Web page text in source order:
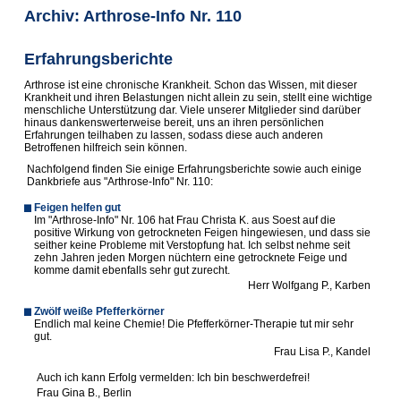
Archiv: Arthrose-Info Nr. 110
Erfahrungsberichte
Arthrose ist eine chronische Krankheit. Schon das Wissen, mit dieser
Krankheit und ihren Belastungen nicht allein zu sein, stellt eine wichtige
menschliche Unterstützung dar. Viele unserer Mitglieder sind darüber
hinaus dankenswerterweise bereit, uns an ihren persönlichen
Erfahrungen teilhaben zu lassen, sodass diese auch anderen
Betroffenen hilfreich sein können.
Nachfolgend finden Sie einige Erfahrungsberichte sowie auch einige
Dankbriefe aus "Arthrose-Info" Nr. 110:
Feigen helfen gut
m "Arthrose-Info" Nr. 106 hat Frau Christa K. aus Soest auf die
positive Wirkung von getrockneten Feigen hingewiesen, und dass sie
seither keine Probleme mit Verstopfung hat. Ich selbst nehme seit
zehn Jahren jeden Morgen nüchtern eine getrocknete Feige und
komme damit ebenfalls sehr gut zurecht.
Herr Wolfgang P., Karben
Zwölf weiße Pfefferkörner
Endlich mal keine Chemie! Die Pfefferkörner-Therapie tut mir sehr
gut.
Frau Lisa P., Kandel
Auch ich kann Erfolg vermelden: Ich bin beschwerdefrei!
Frau Gina B., Berlin